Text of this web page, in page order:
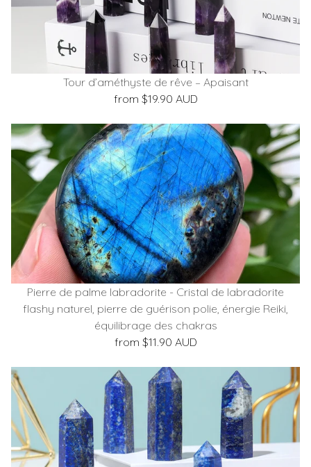
Tour d’améthyste de rêve – Apaisant
from $19.90 AUD
Pierre de palme labradorite - Cristal de labradorite
flashy naturel, pierre de guérison polie, énergie Reiki,
équilibrage des chakras
from $11.90 AUD